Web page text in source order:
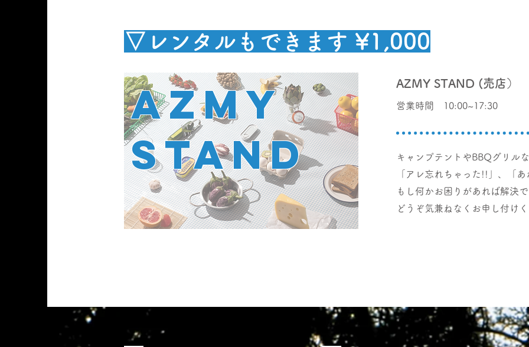
▽レンタルもできます ¥1,000
AZMY
STAND
AZMY STAND (売店）
​営業時間 10:00~17:30
キャンプテントやBBQグリル
「アレ忘れちゃった!!」
、「
もし何かお困りがあれば解決
どうぞ気兼ねなくお申し付け